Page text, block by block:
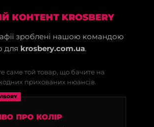
КОНТЕНТ KROSBERY
зроблені нашою командою
для krosbery.com.ua.
саме той товар, що бачите на
прихованих нюансів.
ПРО КОЛІР